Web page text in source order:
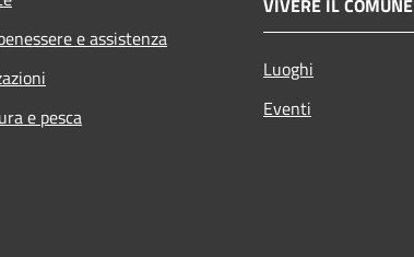
e assistenza
e pesca
VIVERE IL COMUNE
Luoghi
Eventi